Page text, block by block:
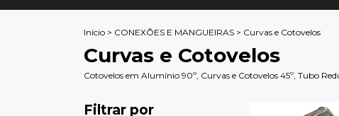
Início > CONEXÕES E MANGUEIRAS > Curvas e Cotovelos
Curvas e Cotovelos
Cotovelos em Alumínio 90º, Curvas e Cotovelos 45º, Tubo
Filtrar por